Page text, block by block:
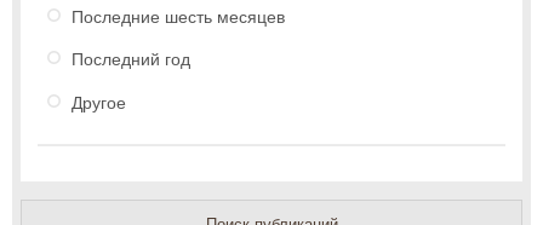
Последние шесть месяцев
Последний год
Другое